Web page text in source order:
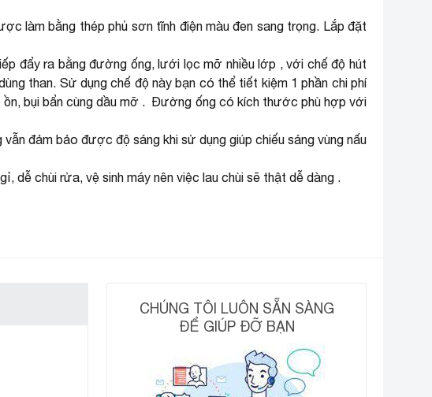
làm bằng thép phủ sơn tĩnh điện màu đen sang trọng. Lắp đặt
đẩy ra bằng đường ống, lưới lọc mỡ nhiều lớp , với chế độ hút
than. Sử dụng chế độ này bạn có thể tiết kiệm 1 phần chi phí
bụi bẩn cùng dầu mỡ . Đường ống có kích thước phù hợp với
đảm bảo được độ sáng khi sử dụng giúp chiếu sáng vùng nấu
dễ chùi rửa, vệ sinh máy nên việc lau chùi sẽ thật dễ dàng .
CHÚNG TÔI LUÔN SẴN SÀNG
ĐỂ GIÚP ĐỠ BẠN